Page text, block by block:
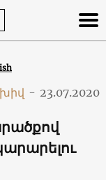
- 23.07.2020